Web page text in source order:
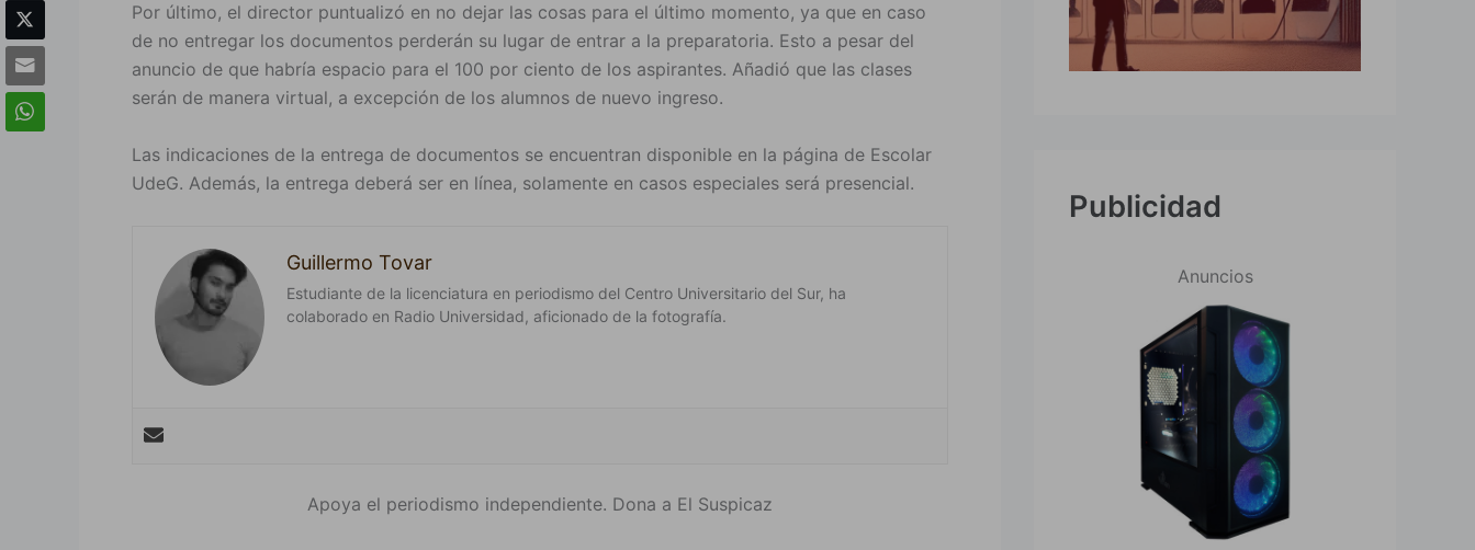
Por último, el director puntualizó en no dejar las cosas para el último momento, ya que en caso
de no entregar los documentos perderán su lugar de entrar a la preparatoria. Esto a pesar del
anuncio de que habría espacio para el 100 por ciento de los aspirantes. Añadió que las clases
serán de manera virtual, a excepción de los alumnos de nuevo ingreso.
Las indicaciones de la entrega de documentos se encuentran disponible en la página de Escolar
UdeG. Además, la entrega deberá ser en línea, solamente en casos especiales será presencial.
Guillermo Tovar
Estudiante de la licenciatura en periodismo del Centro Universitario del Sur, ha
colaborado en Radio Universidad, aficionado de la fotografía.
Apoya el periodismo independiente. Dona a El Suspicaz
Publicidad
Anuncios